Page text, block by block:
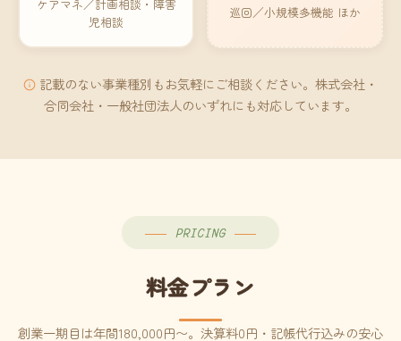
ケアマネ／計画相談・障害
児相談
巡回／小規模多機能 ほか
記載のない事業種別もお気軽にご相談ください。株式会社・
合同会社・一般社団法人のいずれにも対応しています。
PRICING
料金プラン
創業一期目は年間180,000円〜。決算料0円・記帳代行込みの安心